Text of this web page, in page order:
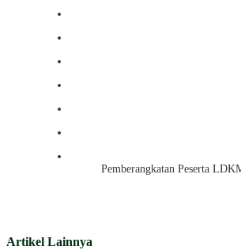
Pemberangkatan Peserta
Artikel Lainnya